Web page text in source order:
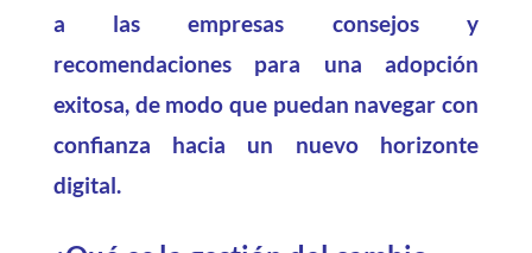
a las empresas consejos y
recomendaciones para una adopción
exitosa, de modo que puedan navegar con
confianza hacia un nuevo horizonte
digital.